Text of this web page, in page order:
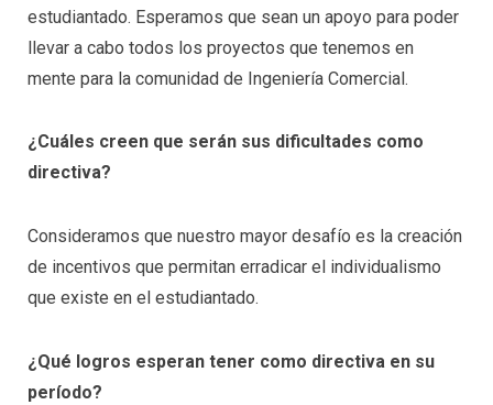
estudiantado. Esperamos que sean un apoyo para poder
llevar a cabo todos los proyectos que tenemos en
mente para la comunidad de Ingeniería Comercial.
¿Cuáles creen que serán sus dificultades como
directiva?
Consideramos que nuestro mayor desafío es la creación
de incentivos que permitan erradicar el individualismo
que existe en el estudiantado.
¿Qué logros esperan tener como directiva en su
período?